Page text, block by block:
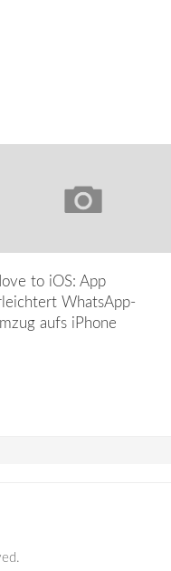
to iOS: App
WhatsApp-
aufs iPhone